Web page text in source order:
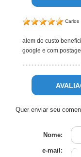
Carlos
alem do custo
google e com
Quer enviar seu
Nome:
e-mail: